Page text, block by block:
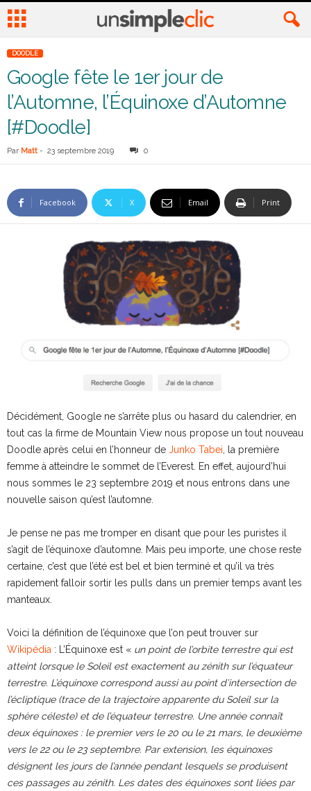
DOODLE
Google fête le 1er jour de
l’Automne, l’Équinoxe d’Automne
[#Doodle]
Par Matt - 23 septembre 2019 0
Facebook X Email Print
Décidément, Google ne s’arrête plus ou hasard du calendrier, en
tout cas la firme de Mountain View nous propose un tout nouveau
Doodle après celui en l’honneur de Junko Tabei, la première
femme à atteindre le sommet de l’Everest. En effet, aujourd’hui
nous sommes le 23 septembre 2019 et nous entrons dans une
nouvelle saison qu’est l’automne.
Je pense ne pas me tromper en disant que pour les puristes il
s’agit de l’équinoxe d’automne. Mais peu importe, une chose reste
certaine, c’est que l’été est bel et bien terminé et qu’il va très
rapidement falloir sortir les pulls dans un premier temps avant les
manteaux.
Voici la définition de l’équinoxe que l’on peut trouver sur
Wikipédia : L’Équinoxe est « un point de l’orbite terrestre qui est
atteint lorsque le Soleil est exactement au zénith sur l’équateur
terrestre. L’équinoxe correspond aussi au point d’intersection de
l’écliptique (trace de la trajectoire apparente du Soleil sur la
sphère céleste) et de l’équateur terrestre. Une année connaît
deux équinoxes : le premier vers le 20 ou le 21 mars, le deuxième
vers le 22 ou le 23 septembre. Par extension, les équinoxes
désignent les jours de l’année pendant lesquels se produisent
ces passages au zénith. Les dates des équinoxes sont liées par